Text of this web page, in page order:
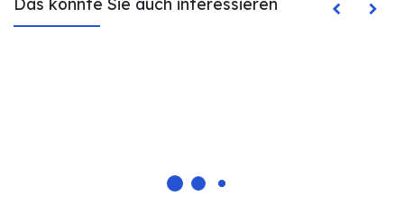
Das könnte Sie auch interessieren